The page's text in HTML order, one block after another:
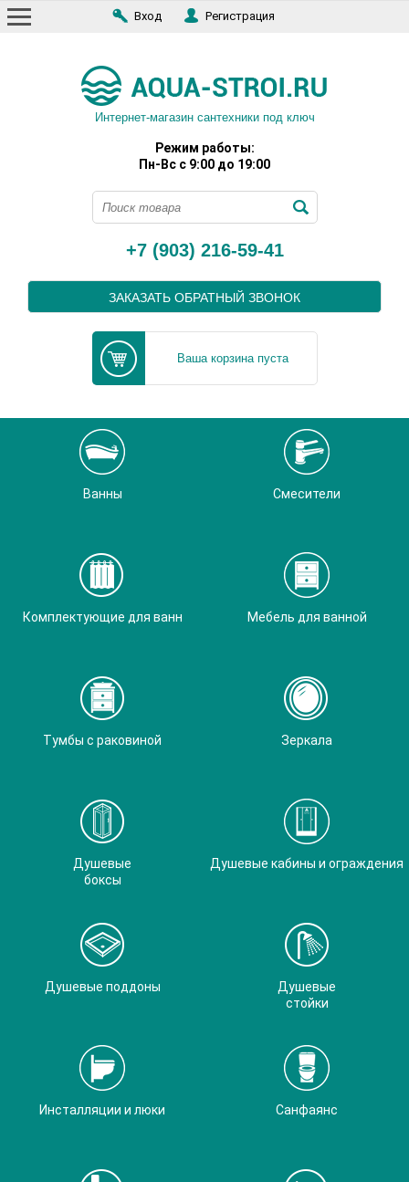
Вход Регистрация
Интернет-магазин сантехники под ключ
Режим работы:
Пн-Вс с 9:00 до 19:00
+7 (903) 216-59-41
ЗАКАЗАТЬ ОБРАТНЫЙ ЗВОНОК
Ваша корзина пуста
Ванны Смесители
Комплектующие для ванн Мебель для ванной
Тумбы с раковиной Зеркала
Душевые
боксы
Душевые кабины и ограждения
Душевые поддоны
Душевые
стойки
Инсталляции и люки Санфаянс